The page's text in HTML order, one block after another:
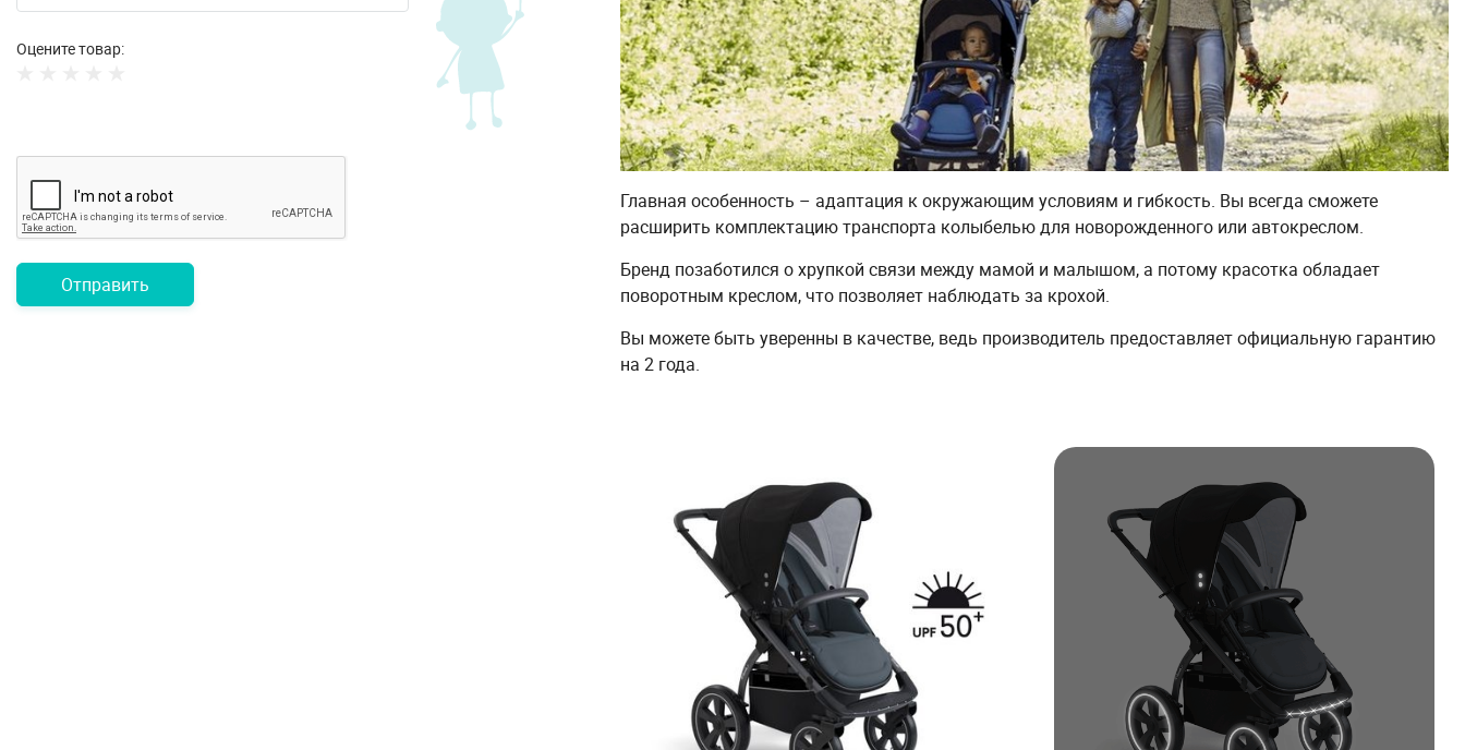
Оцените товар:
Отправить
Главная особенность – адаптация к окружающим условиям и гибкость. Вы всегда сможете
расширить комплектацию транспорта колыбелью для новорожденного или автокреслом.
Бренд позаботился о хрупкой связи между мамой и малышом, а потому красотка обладает
поворотным креслом, что позволяет наблюдать за крохой.
Вы можете быть уверенны в качестве, ведь производитель предоставляет официальную гарантию
на 2 года.